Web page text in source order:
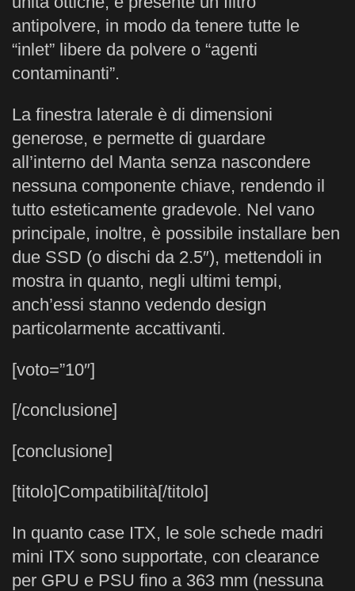
antipolvere, in modo da tenere tutte le
“inlet” libere da polvere o “agenti
contaminanti”.
La finestra laterale è di dimensioni
generose, e permette di guardare
all’interno del Manta senza nascondere
nessuna componente chiave, rendendo il
tutto esteticamente gradevole. Nel vano
principale, inoltre, è possibile installare ben
due SSD (o dischi da 2.5″), mettendoli in
mostra in quanto, negli ultimi tempi,
anch’essi stanno vedendo design
particolarmente accattivanti.
[voto=”10″]
[/conclusione]
[conclusione]
[titolo]Compatibilità[/titolo]
In quanto case ITX, le sole schede madri
mini ITX sono supportate, con clearance
per GPU e PSU fino a 363 mm (nessuna